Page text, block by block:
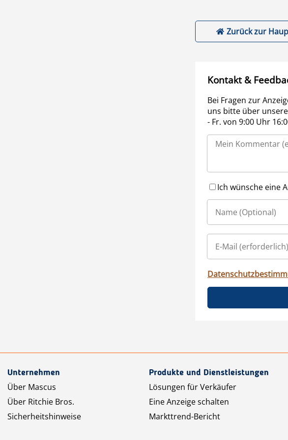
Zurück zur
Kontakt &
Bei Fragen zur
uns bitte über unsere
- Fr. von 9:00 Uhr
Ich wünsche eine
Unternehmen
Über Mascus
Über Ritchie Bros.
Sicherheitshinweise
Produkte und Dienstleistungen
Lösungen für Verkäufer
Eine Anzeige schalten
Markttrend-Bericht